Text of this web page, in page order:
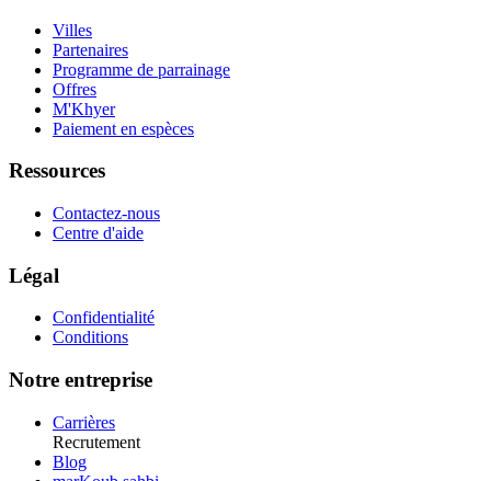
Villes
Partenaires
Programme de parrainage
Offres
M'Khyer
Paiement en espèces
Ressources
Contactez-nous
Centre d'aide
Légal
Confidentialité
Conditions
Notre entreprise
Carrières
Recrutement
Blog